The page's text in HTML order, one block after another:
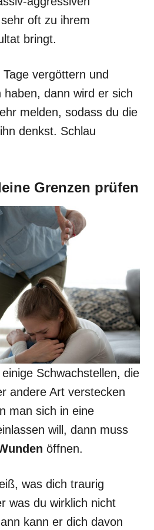
oft zu ihrem
bringt.
vergöttern und
dann wird er sich
melden, sodass du die
denkst. Schlau
Grenzen prüfen
Schwachstellen, die
andere Art verstecken
man sich in eine
will, dann muss
öffnen.
was dich traurig
was du wirklich nicht
kann er dich davon